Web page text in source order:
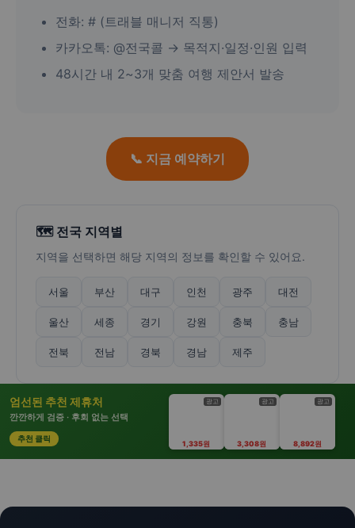
전화: # (트래블 매니저 직통)
카카오톡: @전국콜 → 목적지·일정·인원 입력
48시간 내 2~3개 맞춤 여행 제안서 발송
📞 지금 예약하기
🗺️ 전국 지역별
지역을 선택하면 해당 지역의 정보를 확인할 수 있어요.
서울 부산 대구 인천 광주 대전
울산 세종 경기 강원 충북 충남
전북 전남 경북 경남 제주
엄선된 추천 제휴처
깐깐하게 검증 · 후회 없는 선택
추천 클릭
광고
1,335원
광고
3,308원
광고
8,892원